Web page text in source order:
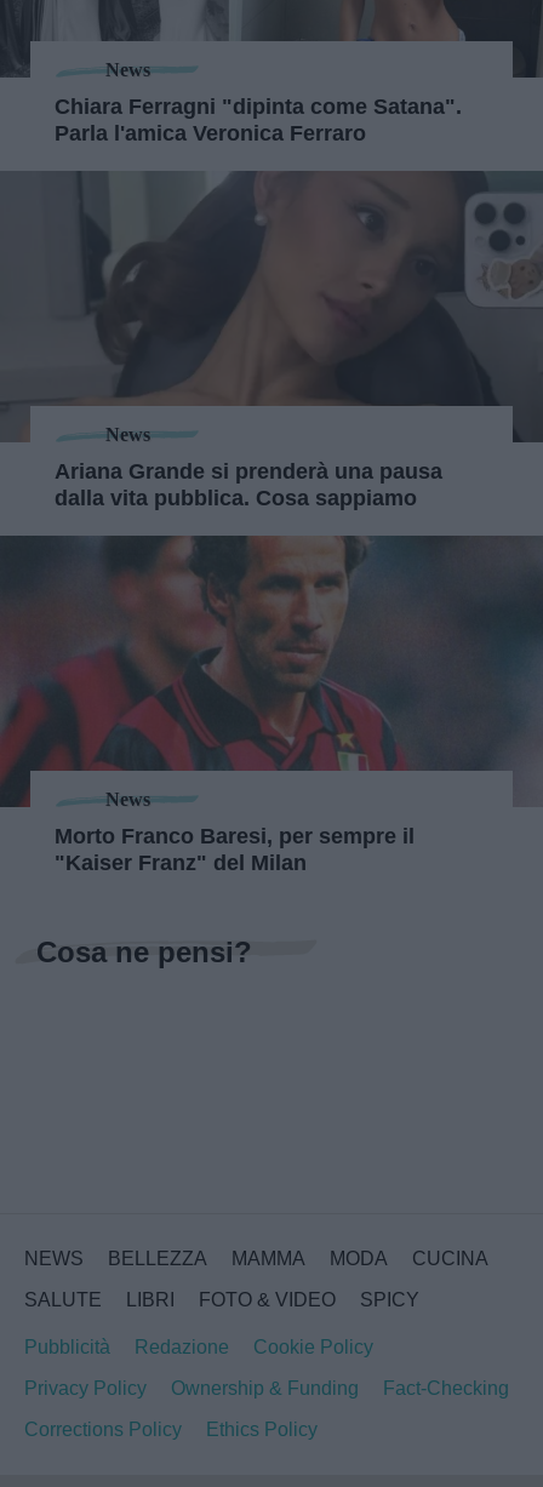
News
Chiara Ferragni "dipinta come Satana".
Parla l'amica Veronica Ferraro
News
Ariana Grande si prenderà una pausa
dalla vita pubblica. Cosa sappiamo
News
Morto Franco Baresi, per sempre il
"Kaiser Franz" del Milan
Cosa ne pensi?
NEWS BELLEZZA MAMMA MODA
CUCINA
SALUTE
LIBRI FOTO & VIDEO SPICY
Pubblicità Redazione
Cookie Policy
Privacy Policy
Ownership & Funding
Fact-Checking
Corrections Policy
Ethics Policy